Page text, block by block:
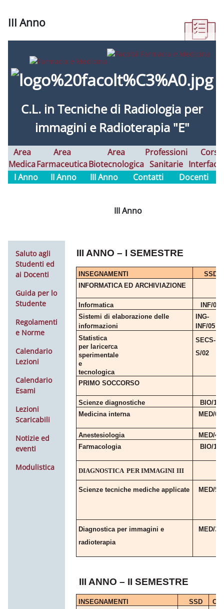
III Anno
C.L. in Tecniche di Radiologia per
immagini e Radioterapia "E"
Area
Medica
Area
Farmaceutica
Area
Biotecnologica
Professioni
Sanitarie
Corsi
I Anno
II Anno III Anno Contatti Docenti
III Anno
Saluto agli
Studenti ed
ai Docenti
Guida per lo
Studente
Regolamenti
e Norme
Calendario
Lezioni
Calendario
Esami
Lezioni
Scaricabili
Notizie ed
eventi
Modulistica
III ANNO – I SEMESTRE
INSEGNAMENTI
SSD
INFORMATICA ED ARCHIVIAZIONE
Informatica
INF/01
Sistemi di elaborazione delle
informazioni
ING-
INF/05
Statistica
per laricerca
sperimentale
e
tecnologica
SECS-
S/02
PRIMO SOCCORSO
Scienze diagnostiche
BIO/12
Medicina interna MED/09
Anestesiologia
MED/41
Farmacologia BIO/14
DIAGNOSTICA PER IMMAGINI III
Scienze tecniche mediche applicate MED/50
Diagnostica per immagini e
radioterapia
MED/36
III ANNO – II SEMESTRE
INSEGNAMENTI SSD